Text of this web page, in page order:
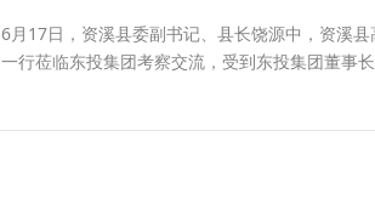
6月17日，资溪县委副书记、县长饶源中，资溪
一行莅临东投集团考察交流，受到东投集团董事